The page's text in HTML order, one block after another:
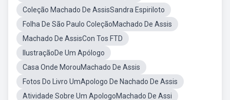
Coleção Machado De AssisSandra Espiriloto
Folha De São Paulo ColeçãoMachado De Assis
Machado De AssisCon Tos FTD
IlustraçãoDe Um Apólogo
Casa Onde MorouMachado De Assis
Fotos Do Livro UmApologo De Nachado De Assis
Atividade Sobre Um ApologoMachado De Assi